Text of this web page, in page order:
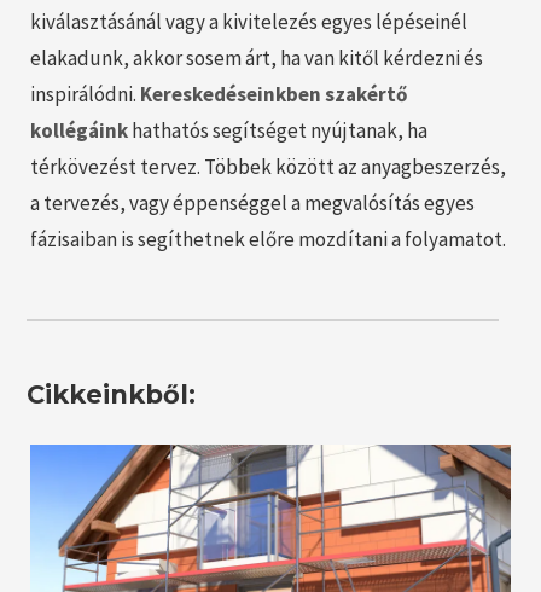
kiválasztásánál vagy a kivitelezés egyes lépéseinél
elakadunk, akkor sosem árt, ha van kitől kérdezni és
inspirálódni. Kereskedéseinkben szakértő
kollégáinkhathatós segítséget nyújtanak, ha
térkövezést tervez. Többek között az anyagbeszerzés,
a tervezés, vagy éppenséggel a megvalósítás egyes
fázisaiban is segíthetnek előre mozdítani a folyamatot.
Cikkeinkből: